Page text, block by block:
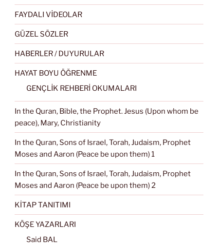
FAYDALI VİDEOLAR
GÜZEL SÖZLER
HABERLER / DUYURULAR
HAYAT BOYU ÖĞRENME
GENÇLİK REHBERİ OKUMALARI
In the Quran, Bible, the Prophet. Jesus (Upon whom be
peace), Mary, Christianity
In the Quran, Sons of Israel, Torah, Judaism, Prophet
Moses and Aaron (Peace be upon them) 1
In the Quran, Sons of Israel, Torah, Judaism, Prophet
Moses and Aaron (Peace be upon them) 2
KİTAP TANITIMI
KÖŞE YAZARLARI
Said BAL